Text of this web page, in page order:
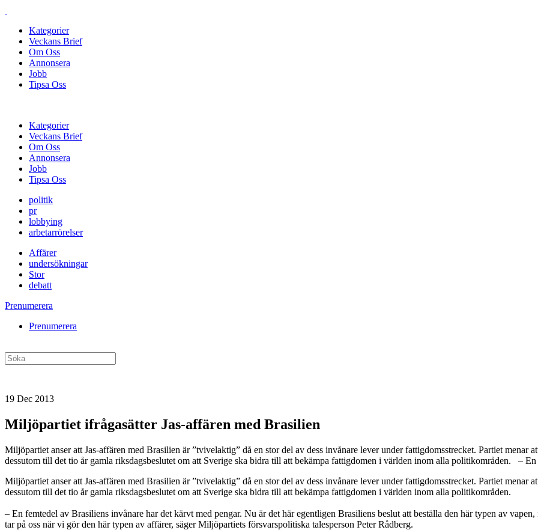
Kategorier
Veckans Brief
Om Oss
Annonsera
Jobb
Tipsa Oss
Kategorier
Veckans Brief
Om Oss
Annonsera
Jobb
Tipsa Oss
politik
pr
lobbying
arbetarrörelser
Affärer
undersökningar
Stor
debatt
Prenumerera
Prenumerera
19 Dec 2013
Miljöpartiet ifrågasätter Jas-affären med Brasilien
Miljöpartiet anser att Jas-affären med Brasilien är ”tvivelaktig” då en stor del av dess invånare lever under fattigdomsstrecket. Partiet menar
dessutom till det tio år gamla riksdagsbeslutet om att Sverige ska bidra till att bekämpa fattigdomen i världen inom alla politikområden. –
Miljöpartiet anser att Jas-affären med Brasilien är ”tvivelaktig” då en stor del av dess invånare lever under fattigdomsstrecket. Partiet menar
dessutom till det tio år gamla riksdagsbeslutet om att Sverige ska bidra till att bekämpa fattigdomen i världen inom alla politikområden.
– En femtedel av Brasiliens invånare har det kärvt med pengar. Nu är det här egentligen Brasiliens beslut att beställa den här typen av
tar på oss när vi gör den här typen av affärer, säger Miljöpartiets försvarspolitiska talesperson Peter Rådberg.